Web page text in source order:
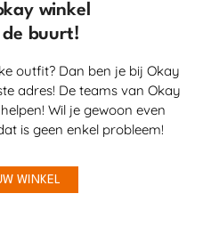
winkel
de buurt!
outfit? Dan ben je bij Okay
adres! De teams van Okay
Wil je gewoon even
is geen enkel probleem!
WINKEL